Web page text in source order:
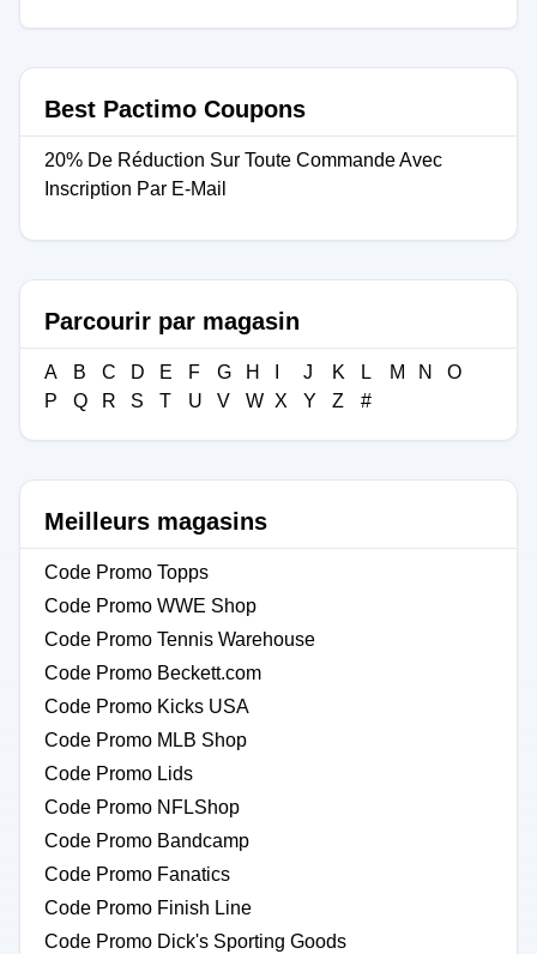
Best Pactimo Coupons
20% De Réduction Sur Toute Commande Avec
Inscription Par E-Mail
Parcourir par magasin
A B C D E F G H J K L M N
O
P
Q R S T U V W X Y Z #
Meilleurs magasins
Code Promo Topps
Code Promo WWE Shop
Code Promo Tennis Warehouse
Code Promo Beckett.com
Code Promo Kicks USA
Code Promo MLB Shop
Code Promo Lids
Code Promo NFLShop
Code Promo Bandcamp
Code Promo Fanatics
Code Promo Finish Line
Code Promo Dick's Sporting Goods